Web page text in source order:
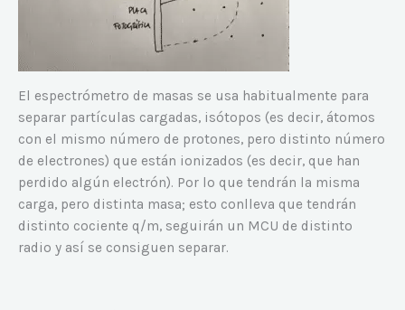
El espectrómetro de masas se usa habitualmente para
separar partículas cargadas, isótopos (es decir, átomos
con el mismo número de protones, pero distinto número
de electrones) que están ionizados (es decir, que han
perdido algún electrón). Por lo que tendrán la misma
carga, pero distinta masa; esto conlleva que tendrán
distinto cociente q/m, seguirán un MCU de distinto
radio y así se consiguen separar.